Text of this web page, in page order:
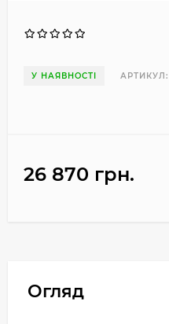
У НАЯВНОСТІ АРТИКУЛ:
26 870 грн.
Огляд